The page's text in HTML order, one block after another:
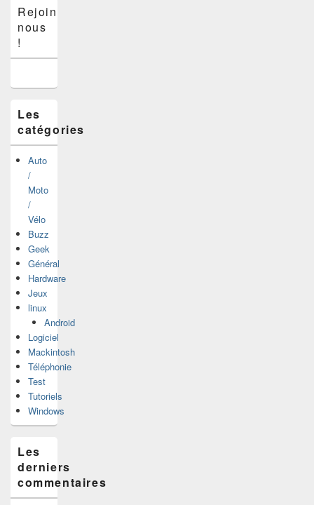
principale
de
widget
latérale
Rejoins-
nous
!
Les
catégories
Auto
/
Moto
/
Vélo
Buzz
Geek
Général
Hardware
Jeux
linux
Android
Logiciel
Mackintosh
Téléphonie
Test
Tutoriels
Windows
Les
derniers
commentaires